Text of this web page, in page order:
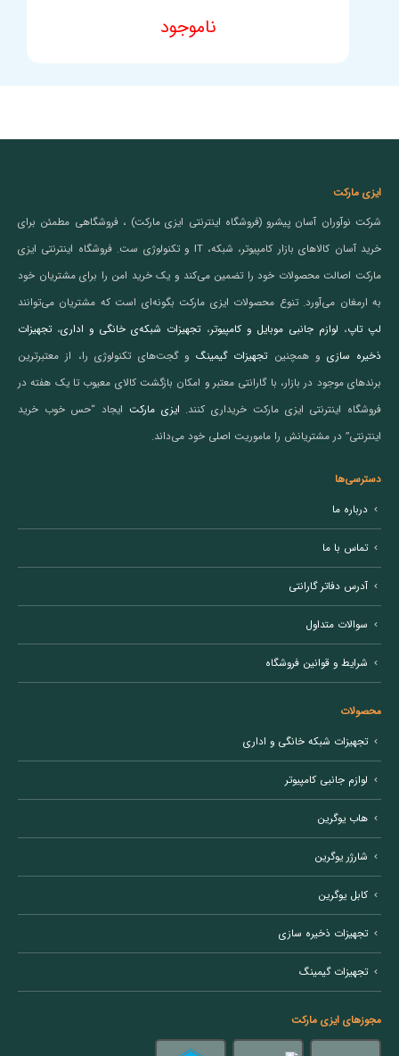
ناموجود
ایزی مارکت
شرکت نوآوران آسان پیشرو (فروشگاه اینترنتی ایزی مارکت) ، فروشگاهی مطمئن برای
خرید آسان کالاهای بازار کامپیوتر، شبکه، IT و تکنولوژی ست. فروشگاه اینترنتی ایزی
مارکت اصالت محصولات خود را تضمین می‌کند و یک خرید امن را برای مشتریان خود
به ارمغان می‌آورد. تنوع محصولات ایزی مارکت بگونه‌ای است که مشتریان می‌توانند
لپ تاپ، لوازم جانبی موبایل و کامپیوتر،تجهیزات شبکه‌ی خانگی و اداری،تجهیزات
ذخیره سازی و همچنینتجهیزات گیمینگ و گجت‌های تکنولوژی را، از معتبرترین
برندهای موجود در بازار، با گارانتی معتبر و امکان بازگشت کالای معیوب تا یک هفته در
فروشگاه اینترنتی ایزی مارکت خریداری کنند. ایزی مارکت ایجاد “حس خوب خرید
اینترنتی” در مشتریانش را ماموریت اصلی خود می‌داند.
دسترسی‌ها
درباره ما
تماس با ما
آدرس دفاتر گارانتی
سوالات متداول
شرایط و قوانین فروشگاه
محصولات
تجهیزات شبکه خانگی و اداری
لوازم جانبی کامپیوتر
هاب یوگرین
شارژر یوگرین
کابل یوگرین
تجهیزات ذخیره سازی
تجهیزات گیمینگ
مجوزهای ایزی مارکت